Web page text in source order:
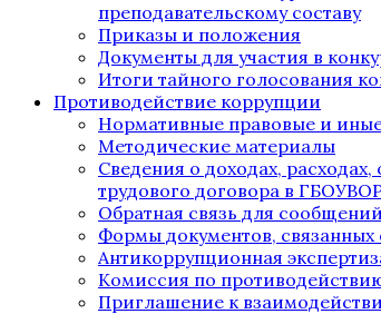
преподавательскому составу
Приказы и положения
Документы для участия в
Итоги тайного голосования
Противодействие коррупции
Нормативные правовые и
Методические материалы
Сведения о доходах,
трудового договора в
Обратная связь для
Формы документов,
Антикоррупционная
Комиссия по
Приглашение к